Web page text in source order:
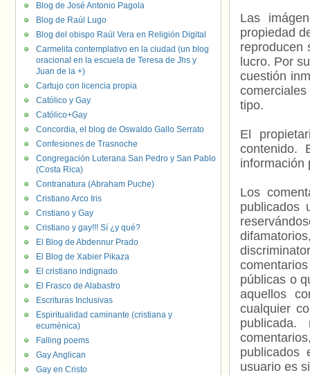
Las
propiedad
reproducen
lucro. Por
cuestión
tipo.
El
contenido.
información
Los
publicados
públicas o
aquellos
cualquier
usuario es
Blog de José Antonio Pagola
Blog de Raúl Lugo
Blog del obispo Raúl Vera en Religión Digital
Carmelita contemplativo en la ciudad (un blog
oracional en la escuela de Teresa de Jhs y
Juan de la +)
Cartujo con licencia propia
Católico y Gay
Católico+Gay
Concordia, el blog de Oswaldo Gallo Serrato
Confesiones de Trasnoche
Congregación Luterana San Pedro y San Pablo
(Costa Rica)
Contranatura (Abraham Puche)
Cristiano Arco Iris
Cristiano y Gay
Cristiano y gay!!! Sí ¿y qué?
El Blog de Abdennur Prado
El Blog de Xabier Pikaza
El cristiano indignado
El Frasco de Alabastro
Escrituras Inclusivas
Espiritualidad caminante (cristiana y
ecuménica)
Falling poems
Gay Anglican
Gay en Cristo